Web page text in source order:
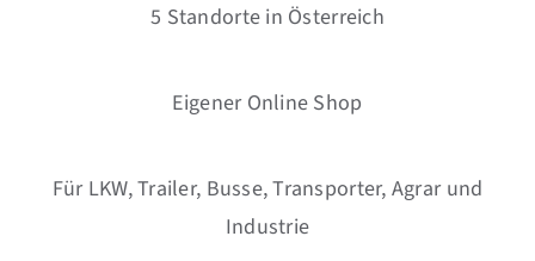
5 Standorte in Österreich
Eigener Online Shop
Für LKW, Trailer, Busse, Transporter, Agrar und
Industrie